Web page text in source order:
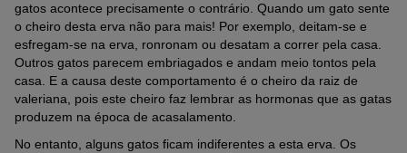
gatos acontece precisamente o contrário. Quando um gato sente
o cheiro desta erva não para mais! Por exemplo, deitam-se e
esfregam-se na erva, ronronam ou desatam a correr pela casa.
Outros gatos parecem embriagados e andam meio tontos pela
casa. E a causa deste comportamento é o cheiro da raiz de
valeriana, pois este cheiro faz lembrar as hormonas que as gatas
produzem na época de acasalamento.
No entanto, alguns gatos ficam indiferentes a esta erva. Os